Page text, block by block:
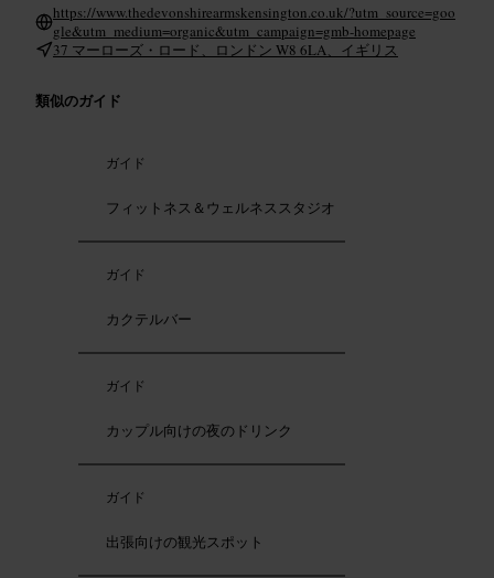
https://www.thedevonshirearmskensington.co.uk/?utm_source=goo
gle&utm_medium=organic&utm_campaign=gmb-homepage
37 マーローズ・ロード、ロンドン W8 6LA、イギリス
類似のガイド
ガイド
フィットネス＆ウェルネススタジオ
ガイド
カクテルバー
ガイド
カップル向けの夜のドリンク
ガイド
出張向けの観光スポット